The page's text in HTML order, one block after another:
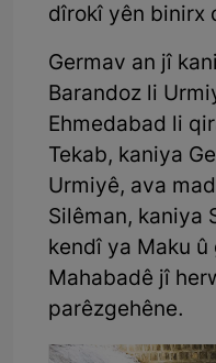
dîrokî yên binirx
Germav an jî
Barandoz li
Ehmedabad li
Tekab, kaniya
Urmiyê, ava
Silêman, kaniya
kendî ya Maku
Mahabadê jî
parêzgehêne.